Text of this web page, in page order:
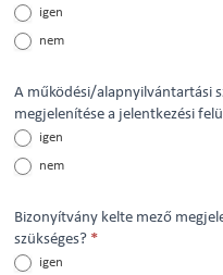
igen
nem
A működési/alapnyilvántartási
megjelenítése a jelentkezési
igen
nem
Bizonyítvány kelte mező
szükséges? *
igen